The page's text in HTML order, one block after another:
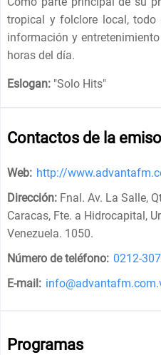
tropical y folclore local,
información y
horas del día.
Eslogan: "Solo Hits"
Contactos de la
Web: http://
Dirección: Fnal. Av. La Salle,
Caracas, Fte. a Hidrocapital,
Venezuela. 1050.
Número de teléfono: 0212-
E-mail:
Programas